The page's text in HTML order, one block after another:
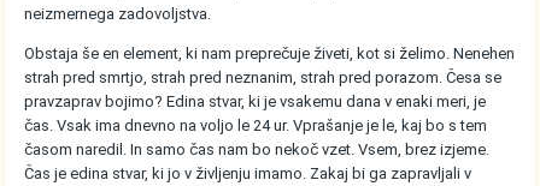
neizmernega zadovoljstva.
Obstaja še en element, ki nam preprečuje živeti, kot si želimo. Nenehen
strah pred smrtjo, strah pred neznanim, strah pred porazom. Česa se
pravzaprav bojimo? Edina stvar, ki je vsakemu dana v enaki meri, je
čas. Vsak ima dnevno na voljo le 24 ur. Vprašanje je le, kaj bo s tem
časom naredil. In samo čas nam bo nekoč vzet. Vsem, brez izjeme.
Čas je edina stvar, ki jo v življenju imamo. Zakaj bi ga zapravljali v